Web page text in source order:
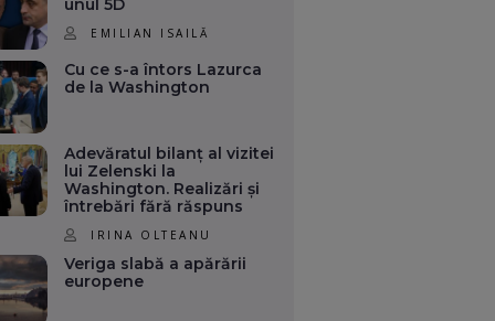
EMILIAN ISAILĂ
Cu ce s-a întors Lazurca
de la Washington
Adevăratul bilanț al vizitei
lui Zelenski la
Washington. Realizări și
întrebări fără răspuns
IRINA OLTEANU
Veriga slabă a apărării
europene